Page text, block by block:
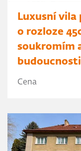
Luxusní
o rozloze
soukromím
Cena